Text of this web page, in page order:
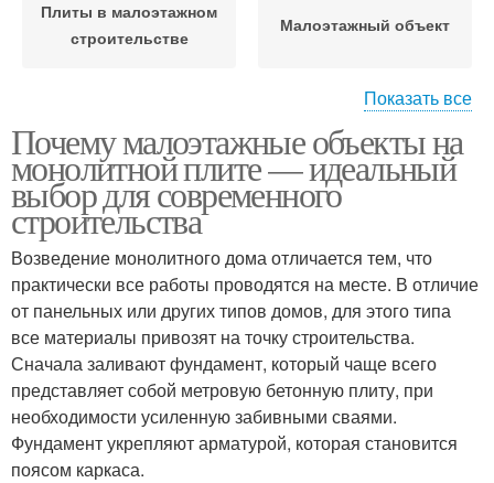
Плиты в малоэтажном
строительстве
Малоэтажный объект
малоэтажных зданий
Надежные основания
Показать все
Почему малоэтажные объекты на
монолитной плите — идеальный
выбор для современного
строительства
Возведение монолитного дома отличается тем, что
практически все работы проводятся на месте. В отличие
от панельных или других типов домов, для этого типа
все материалы привозят на точку строительства.
Сначала заливают фундамент, который чаще всего
представляет собой метровую бетонную плиту, при
необходимости усиленную забивными сваями.
Фундамент укрепляют арматурой, которая становится
поясом каркаса.